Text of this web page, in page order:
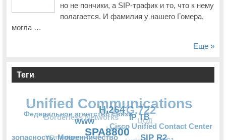
но не пончики, а SIP-трафик и то, что к нему
полагается. И фамилия у нашего Гомера,
могла …
Еще »
Теги